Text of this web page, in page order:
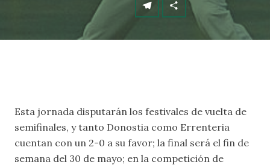
Esta jornada disputarán los festivales de vuelta de
semifinales, y tanto Donostia como Errenteria
cuentan con un 2-0 a su favor; la final será el fin de
semana del 30 de mayo; en la competición de